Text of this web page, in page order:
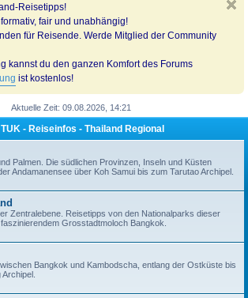
Reisetipps!
fair und unabhängig!
für Reisende. Werde Mitglied der Community
kannst du den ganzen Komfort des Forums
ist kostenlos!
Aktuelle Zeit: 09.08.2026, 14:21
- Reiseinfos - Thailand Regional
Palmen. Die südlichen Provinzen, Inseln und Küsten
Andamanensee über Koh Samui bis zum Tarutao Archipel.
Zentralebene. Reisetipps von den Nationalparks dieser
Grosstadtmoloch Bangkok.
Bangkok und Kambodscha, entlang der Ostküste bis